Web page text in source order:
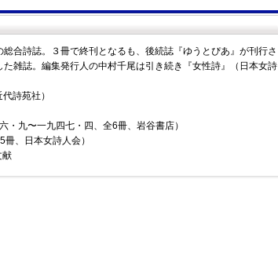
合詩誌。３冊で終刊となるも、後続誌『ゆうとぴあ』が刊行さ
雑誌。編集発行人の中村千尾は引き続き『女性詩』（日本女詩
詩苑社）
九〜一九四七・四、全6冊、岩谷書店）
、日本女詩人会）
献